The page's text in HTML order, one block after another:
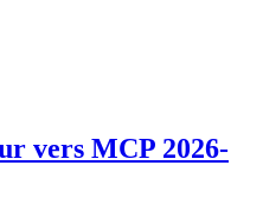
vers MCP 2026-